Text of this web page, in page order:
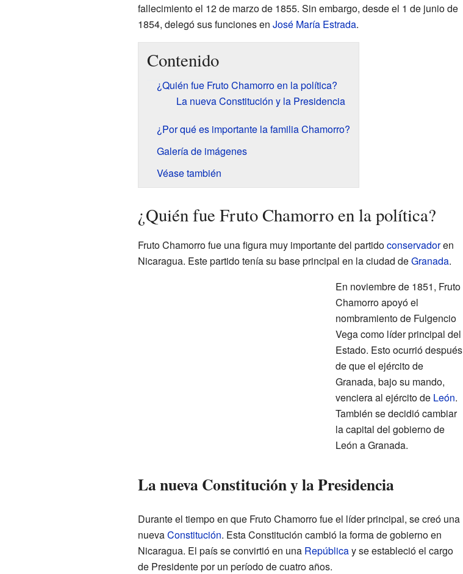
fallecimiento el 12 de marzo de 1855. Sin embargo, desde el 1 de junio de
1854, delegó sus funciones en José María Estrada.
Contenido
¿Quién fue Fruto Chamorro en la política?
La nueva Constitución y la Presidencia
¿Por qué es importante la familia Chamorro?
Galería de imágenes
Véase también
¿Quién fue Fruto Chamorro en la política?
Fruto Chamorro fue una figura muy importante del partidoconservadoren
Nicaragua. Este partido tenía su base principal en la ciudad deGranada.
En noviembre de 1851, Fruto
Chamorro apoyó el
nombramiento de Fulgencio
Vega como líder principal del
Estado. Esto ocurrió después
de que el ejército de
Granada, bajo su mando,
venciera al ejército de León.
También se decidió cambiar
la capital del gobierno de
León a Granada.
La nueva Constitución y la Presidencia
Durante el tiempo en que Fruto Chamorro fue el líder principal, se creó una
nuevaConstitución. Esta Constitución cambió la forma de gobierno en
Nicaragua. El país se convirtió en una Repúblicay se estableció el cargo
de Presidente por un período de cuatro años.